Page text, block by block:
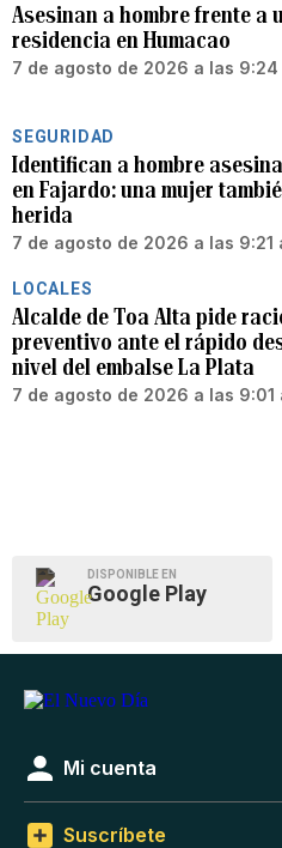
Asesinan a hombre frente a
residencia en Humacao
7 de agosto de 2026 a las 9:24
SEGURIDAD
Identifican a hombre
en Fajardo: una mujer
herida
7 de agosto de 2026 a las 9:21
LOCALES
Alcalde de Toa Alta pide
preventivo ante el rápido
nivel del embalse La Plata
7 de agosto de 2026 a las 9:01
DISPONIBLE EN
Google Play
Mi cuenta
Suscríbete